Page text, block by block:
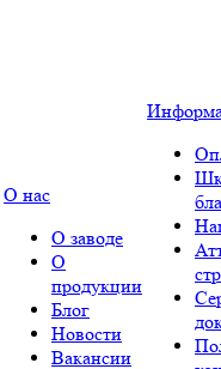
О нас
О заводе
О
продукции
Блог
Новости
Вакансии